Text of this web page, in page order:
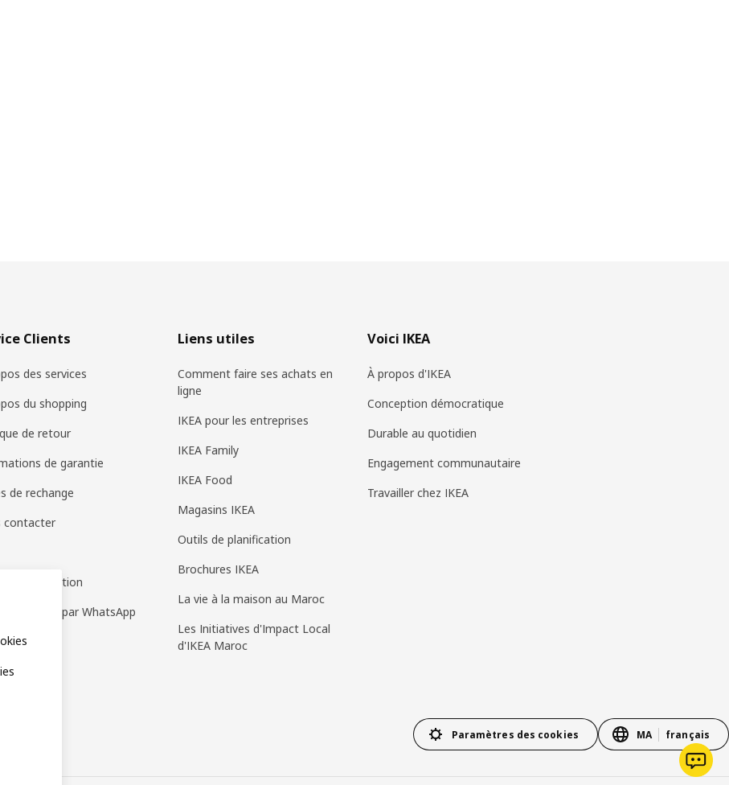
Clients
des services
du shopping
de retour
de garantie
de rechange
contacter
d'information
de vente par WhatsApp
Liens utiles
Comment faire ses achats en
ligne
IKEA pour les entreprises
IKEA Family
IKEA Food
Magasins IKEA
Outils de planification
Brochures IKEA
La vie à la maison au Maroc
Les Initiatives d'Impact Local
d'IKEA Maroc
Voici IKEA
À propos d'IKEA
Conception démocratique
Durable au quotidien
Engagement communautaire
Travailler chez IKEA
Paramètres des cookies MA français